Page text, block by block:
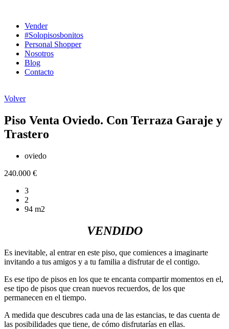
contenidoVender
#Solopisosbonitos
Personal Shopper
Nosotros
Blog
Contacto
Volver
Piso Venta Oviedo. Con Terraza Garaje y
Trastero
oviedo
240.000 €
3
2
94 m2
VENDIDO
Es inevitable, al entrar en este piso, que comiences a imaginarte
invitando a tus amigos y a tu familia a disfrutar de el contigo.
Es ese tipo de pisos en los que te encanta compartir momentos en el,
ese tipo de pisos que crean nuevos recuerdos, de los que
permanecen en el tiempo.
A medida que descubres cada una de las estancias, te das cuenta de
las posibilidades que tiene, de cómo disfrutarías en ellas.